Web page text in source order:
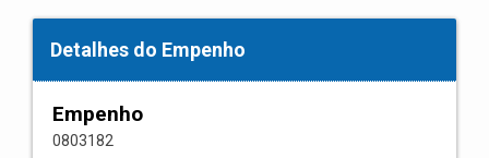
Detalhes do Empenho
Empenho
0803182